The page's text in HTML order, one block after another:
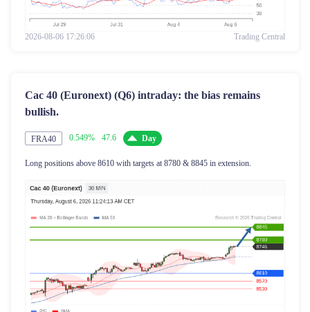
2026-08-06 17:26:06 Trading Central
Cac 40 (Euronext) (Q6) intraday: the bias remains
bullish.
FRA40 0.549% 47.6 Day
Long positions above 8610 with targets at 8780 & 8845 in extension.